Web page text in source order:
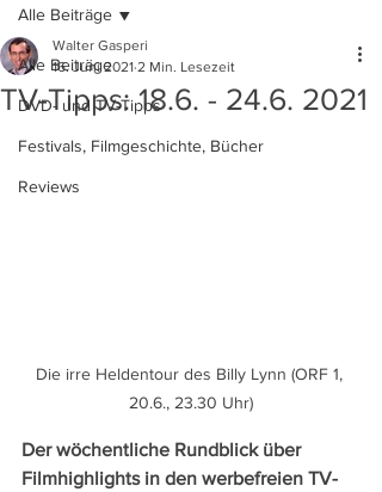
Alle Beiträge
DVD- und TV-Tipps
Festivals, Filmgeschichte, Bücher
Reviews
Alle Beiträge
TV-Tipps: 18.6. - 24.6. 2021
Walter Gasperi
16. Juni 2021 2 Min. Lesezeit
Die irre Heldentour des Billy Lynn (ORF 1,
20.6., 23.30 Uhr)
Der wöchentliche Rundblick über
Filmhighlights in den werbefreien TV-